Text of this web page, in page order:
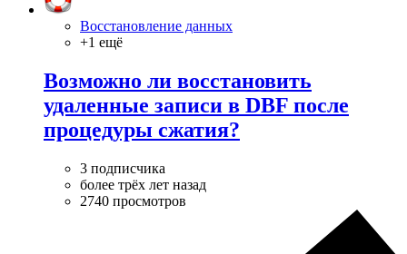
Восстановление данных
+1 ещё
Возможно ли восстановить
удаленные записи в DBF после
процедуры сжатия?
3 подписчика
более трёх лет назад
2740 просмотров